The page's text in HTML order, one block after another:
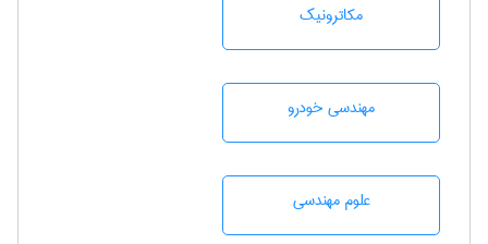
مکاترونیک
مهندسی خودرو
علوم مهندسی